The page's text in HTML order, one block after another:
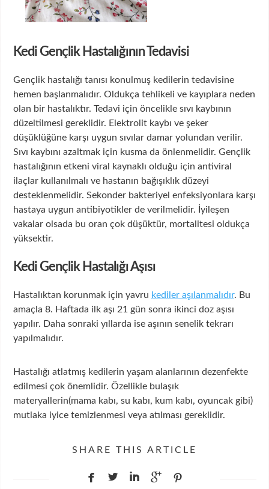
Kedi Gençlik Hastalığının Tedavisi
Gençlik hastalığı tanısı konulmuş kedilerin tedavisine
hemen başlanmalıdır. Oldukça tehlikeli ve kayıplara neden
olan bir hastalıktır. Tedavi için öncelikle sıvı kaybının
düzeltilmesi gereklidir. Elektrolit kaybı ve şeker
düşüklüğüne karşı uygun sıvılar damar yolundan verilir.
Sıvı kaybını azaltmak için kusma da önlenmelidir. Gençlik
hastalığının etkeni viral kaynaklı olduğu için antiviral
ilaçlar kullanılmalı ve hastanın bağışıklık düzeyi
desteklenmelidir. Sekonder bakteriyel enfeksiyonlara karşı
hastaya uygun antibiyotikler de verilmelidir. İyileşen
vakalar olsada bu oran çok düşüktür, mortalitesi oldukça
yüksektir.
Kedi Gençlik Hastalığı Aşısı
Hastalıktan korunmak için yavru kediler aşılanmalıdır. Bu
amaçla 8. Haftada ilk aşı 21 gün sonra ikinci doz aşısı
yapılır. Daha sonraki yıllarda ise aşının senelik tekrarı
yapılmalıdır.
Hastalığı atlatmış kedilerin yaşam alanlarının dezenfekte
edilmesi çok önemlidir. Özellikle bulaşık
materyallerin(mama kabı, su kabı, kum kabı, oyuncak gibi)
mutlaka iyice temizlenmesi veya atılması gereklidir.
SHARE THIS ARTICLE
    